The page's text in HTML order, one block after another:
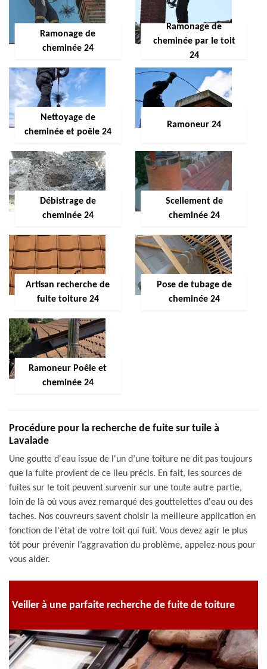
Ramonage de
cheminée 24
Ramonage de
cheminée par le toit
24
Nettoyage de
cheminée et poêle 24
Ramoneur 24
Débistrage de
cheminée 24
Scellement de
cheminée 24
Artisan recherche de
fuite toiture 24
Pose de tubage de
cheminée 24
Ramoneur Poêle et
cheminée 24
Procédure pour la recherche de fuite sur tuile à
Lavalade
Une goutte d'eau issue de l'un d’une toiture ne dit pas toujours
que la fuite provient de ce lieu précis. En fait, les sources de
fuites sur le toit peuvent survenir sur une toute autre partie,
loin de là où vous avez remarqué des gouttelettes d'eau ou des
taches. Nos couvreurs savent choisir la meilleure application en
fonction de l'état de votre toit qui fuit. Vous devez agir le plus
tôt pour prévenir l’aggravation du problème, appelez-nous pour
vous aider.
Veiller à une parfaite recherche de fuite de toiture